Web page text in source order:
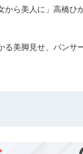
から美人に」高橋
る美脚見せ、パンサ